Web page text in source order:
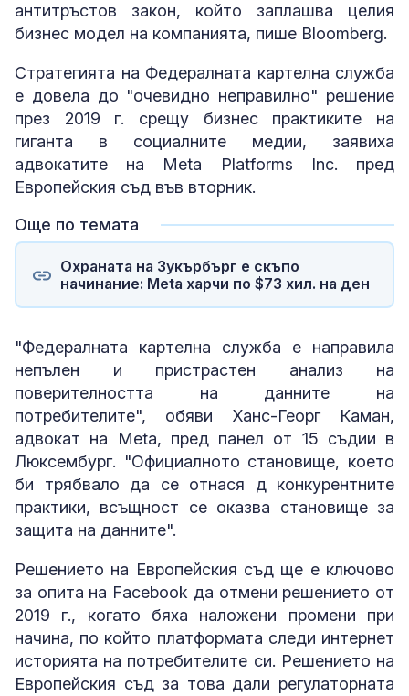
антитръстов закон, който заплашва целия
бизнес модел на компанията, пише Bloomberg.
Стратегията на Федералната картелна служба
е довела до "очевидно неправилно" решение
през 2019 г. срещу бизнес практиките на
гиганта в социалните медии, заявиха
адвокатите на Meta Platforms Inc. пред
Европейския съд във вторник.
Още по темата
Охраната на Зукърбърг е скъпо
начинание: Meta харчи по $73 хил. на ден
"Федералната картелна служба е направила
непълен и пристрастен анализ на
поверителността на данните на
потребителите", обяви Ханс-Георг Каман,
адвокат на Meta, пред панел от 15 съдии в
Люксембург. "Официалното становище, което
би трябвало да се отнася д конкурентните
практики, всъщност се оказва становище за
защита на данните".
Решението на Европейския съд ще е ключово
за опита на Facebook да отмени решението от
2019 г., когато бяха наложени промени при
начина, по който платформата следи интернет
историята на потребителите си. Решението на
Европейския съд за това дали регулаторната